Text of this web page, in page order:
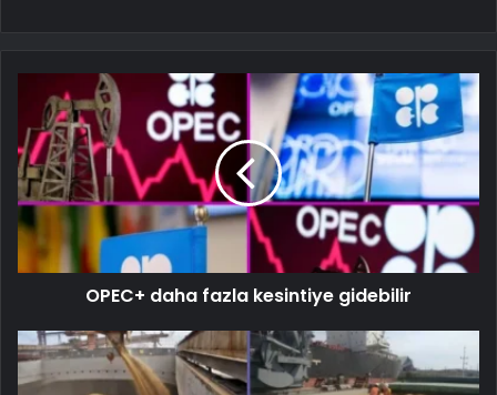
OPEC+ daha fazla kesintiye gidebilir